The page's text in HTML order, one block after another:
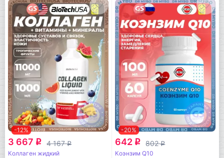
-12%
3 667 q 4 167q
Коллаген жидкий
-20%
642 q 802q
Коэнзим Q10